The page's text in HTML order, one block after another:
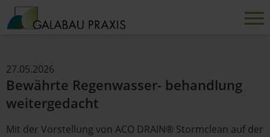
27.05.2026
Bewährte Regenwasser- behandlung
weitergedacht
Mit der Vorstellung von ACO DRAIN® Stormclean auf der